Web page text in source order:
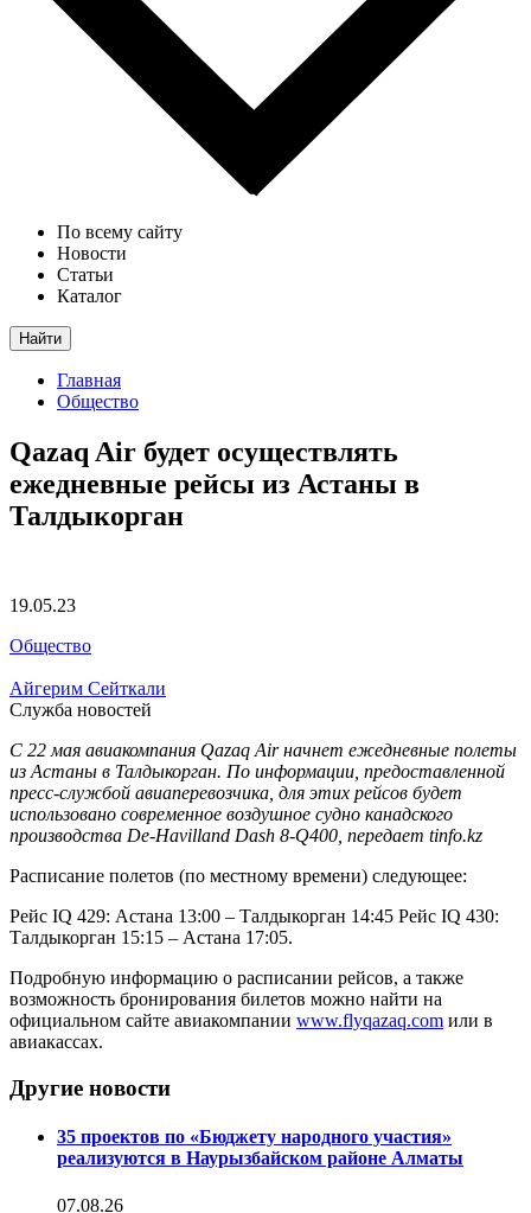
По всему сайту
Новости
Статьи
Каталог
Найти
Главная
Общество
Qazaq Air будет осуществлять
ежедневные рейсы из Астаны в
Талдыкорган
19.05.23
Общество
Айгерим Сейткали
Служба новостей
С 22 мая авиакомпания Qazaq Air начнет ежедневные полеты
из Астаны в Талдыкорган. По информации, предоставленной
пресс-службой авиаперевозчика, для этих рейсов будет
использовано современное воздушное судно канадского
производства De-Havilland Dash 8-Q400, передает tinfo.kz
Расписание полетов (по местному времени) следующее:
Рейс IQ 429: Астана 13:00 – Талдыкорган 14:45 Рейс IQ 430:
Талдыкорган 15:15 – Астана 17:05.
Подробную информацию о расписании рейсов, а также
возможность бронирования билетов можно найти на
официальном сайте авиакомпании www.flyqazaq.com или в
авиакассах.
Другие новости
35 проектов по «Бюджету народного участия»
реализуются в Наурызбайском районе Алматы
07.08.26